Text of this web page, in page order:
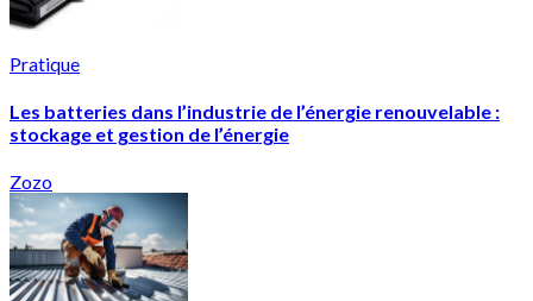
Pratique
Les batteries dans l’industrie de l’énergie renouvelable :
stockage et gestion de l’énergie
Zozo